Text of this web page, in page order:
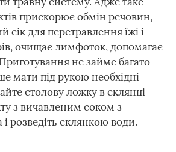
прискорює обмін речовин,
сік для перетравлення їжі і
очищає лимфоток, допомагає
не займе багато
мати під рукою необхідні
столову ложку в склянці
з вичавленим соком з
розведіть склянкою води.